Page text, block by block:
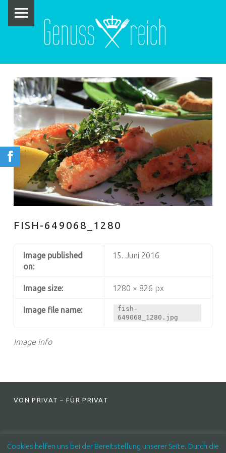
U
S
S
R
E
I
C
H
FISH-649068_1280
Image info
Image published
on:
15. Juni 2016
Image size: 1280 × 826 px
Image file name:
fish-
649068_1280.jpg
FOOTER SIDEBAR
VON PRIVAT – FÜR PRIVAT
Cookies helfen uns bei der Bereitstellung unserer Seite. Durch die